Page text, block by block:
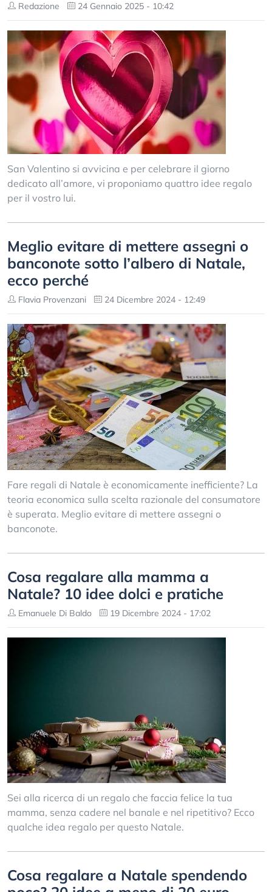
Redazione 24 Gennaio 2025 - 10:42
San Valentino si avvicina e per celebrare il giorno
dedicato all’amore, vi proponiamo quattro idee regalo
per il vostro lui.
Meglio evitare di mettere assegni o
banconote sotto l’albero di Natale,
ecco perché
Flavia Provenzani 24 Dicembre 2024 - 12:49
Fare regali di Natale è economicamente inefficiente? La
teoria economica sulla scelta razionale del consumatore
è superata. Meglio evitare di mettere assegni o
banconote.
Cosa regalare alla mamma a
Natale? 10 idee dolci e pratiche
Emanuele Di Baldo 19 Dicembre 2024 - 17:02
Sei alla ricerca di un regalo che faccia felice la tua
mamma, senza cadere nel banale e nel ripetitivo? Ecco
qualche idea regalo per questo Natale.
Cosa regalare a Natale spendendo